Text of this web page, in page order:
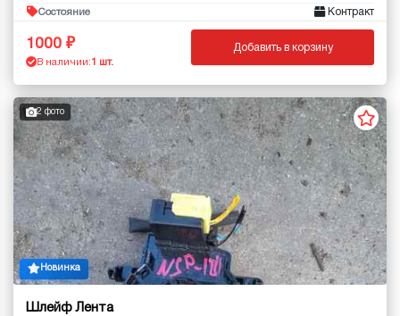
Состояние Контракт
1000
В наличии: 1 шт.
Добавить в корзину
2 фото
Новинка
Шлейф Лента